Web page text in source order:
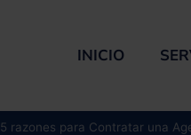
INICIO
5 razones para Contratar una